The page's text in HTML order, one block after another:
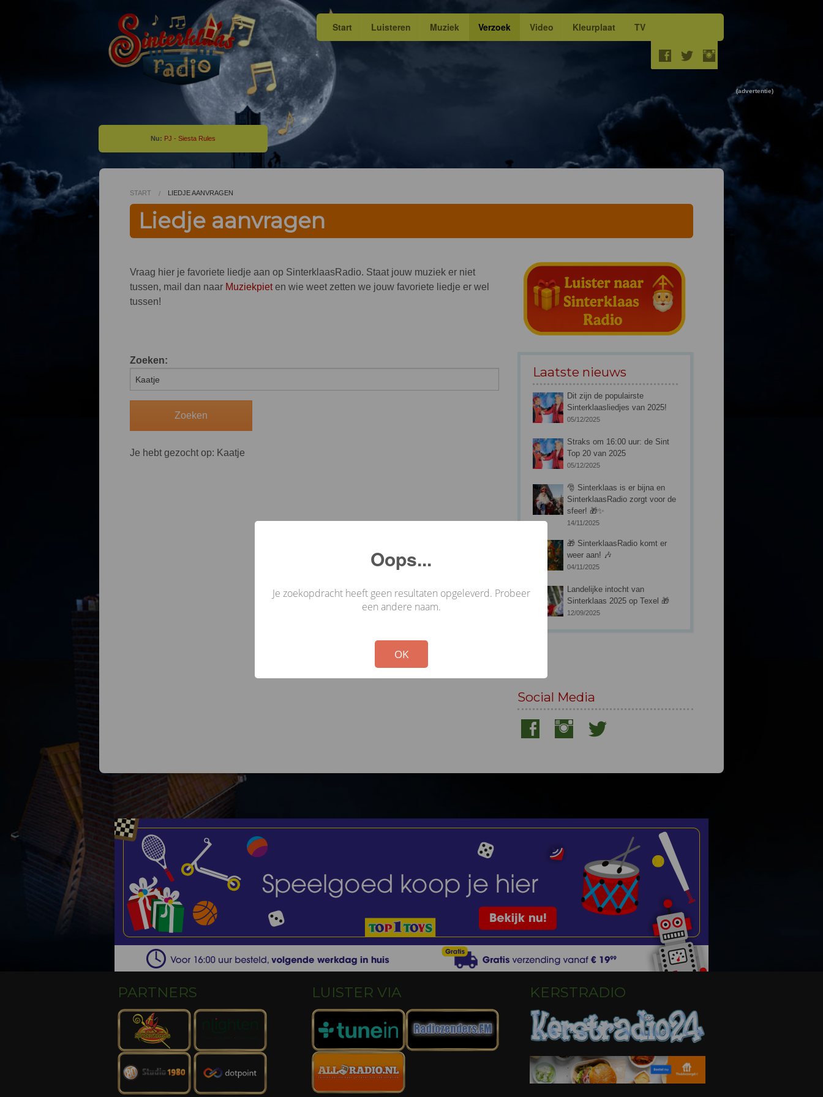
Start Luisteren Muziek Verzoek Video Kleurplaat TV
Nu: PJ - Siesta Rules
(advertentie)
START LIEDJE AANVRAGEN
Liedje aanvragen
Vraag hier je favoriete liedje aan op SinterklaasRadio. Staat jouw muziek er niet
tussen, mail dan naar Muziekpieten wie weet zetten we jouw favoriete liedje er wel
tussen!
Zoeken:
Je hebt gezocht op: Kaatje
Laatste nieuws
Dit zijn de populairste
Sinterklaasliedjes van 2025!
05/12/2025
Straks om 16:00 uur: de Sint
Top 20 van 2025
05/12/2025
🎅 Sinterklaas is er bijna en
SinterklaasRadio zorgt voor de
sfeer! 🎁✨
14/11/2025
🎁 SinterklaasRadio komt er
weer aan! 🎶
04/11/2025
Landelijke intocht van
Sinterklaas 2025 op Texel 🎁
12/09/2025
Social Media
PARTNERS LUISTER VIA KERSTRADIO
Oops...
Je zoekopdracht heeft geen resultaten opgeleverd. Probeer
een andere naam.
OK